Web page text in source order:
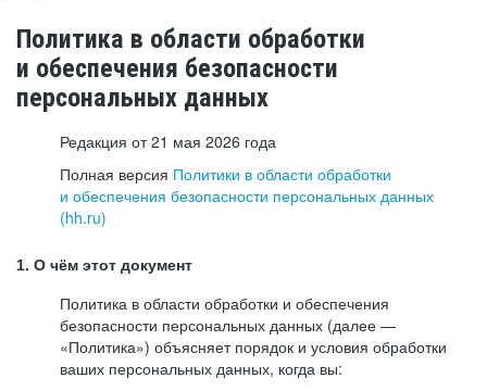
Политика в области обработки
и обеспечения безопасности
персональных данных
Редакция от 21 мая 2026 года
Полная версия Политики в области обработки
и обеспечения безопасности персональных данных
(hh.ru)
1. О чём этот документ
Политика в области обработки и обеспечения
безопасности персональных данных (далее —
«Политика») объясняет порядок и условия обработки
ваших персональных данных, когда вы: